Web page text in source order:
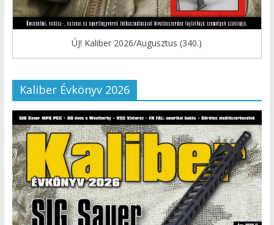
ÚJ! Kaliber 2026/Augusztus (340.)
Kaliber Évkönyv 2026